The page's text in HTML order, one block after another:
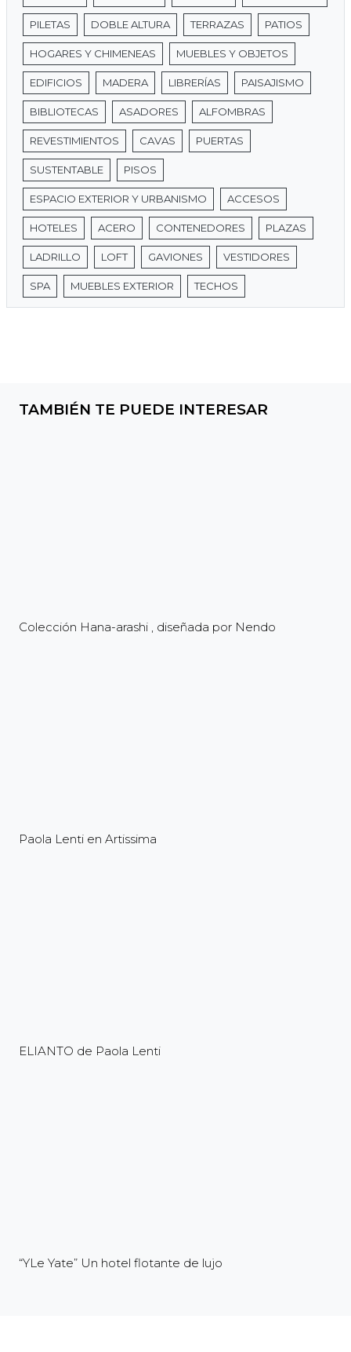
PILETAS DOBLE ALTURA TERRAZAS PATIOS
HOGARES Y CHIMENEAS MUEBLES Y OBJETOS
EDIFICIOS MADERA LIBRERÍAS PAISAJISMO
BIBLIOTECAS ASADORES ALFOMBRAS
REVESTIMIENTOS CAVAS PUERTAS
SUSTENTABLE PISOS
ESPACIO EXTERIOR Y URBANISMO ACCESOS
HOTELES ACERO CONTENEDORES PLAZAS
LADRILLO LOFT GAVIONES VESTIDORES
SPA MUEBLES EXTERIOR TECHOS
TAMBIÉN TE PUEDE INTERESAR
Colección Hana-arashi , diseñada por Nendo
Paola Lenti en Artissima
ELIANTO de Paola Lenti
“YLe Yate” Un hotel flotante de lujo